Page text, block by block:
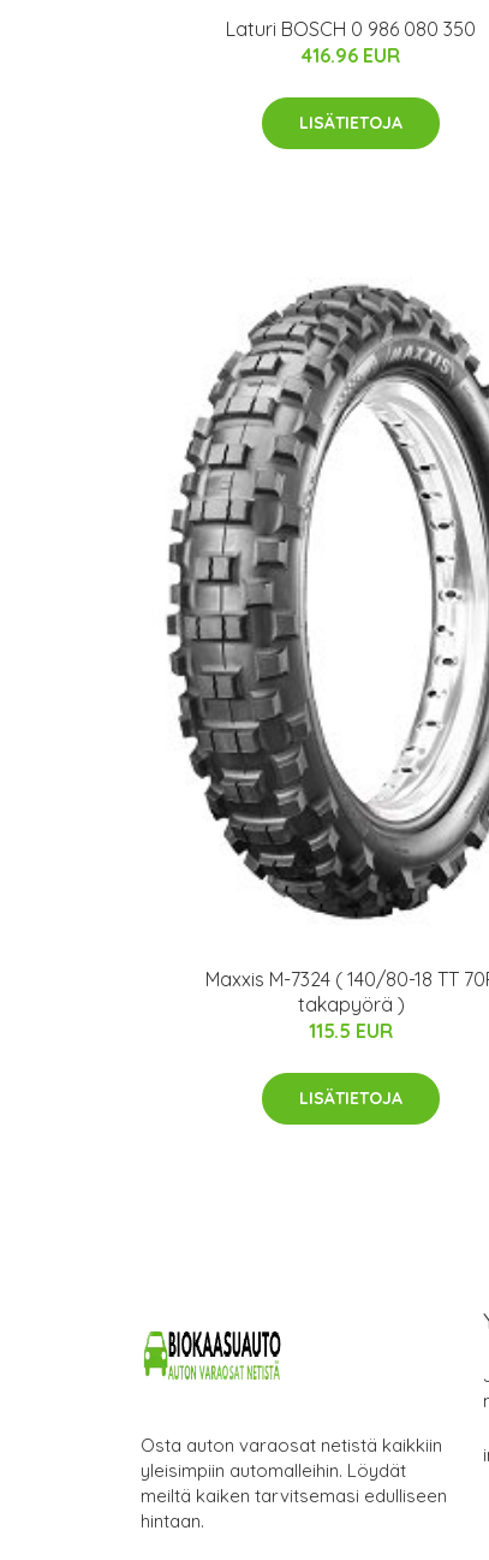
Laturi BOSCH 0 986 080 350
416.96 EUR
LISÄTIETOJA
Maxxis M-7324 ( 140/80-18 TT
takapyörä )
115.5 EUR
LISÄTIETOJA
Osta auton varaosat netistä kaikkiin
yleisimpiin automalleihin. Löydät
meiltä kaiken tarvitsemasi edulliseen
hintaan.